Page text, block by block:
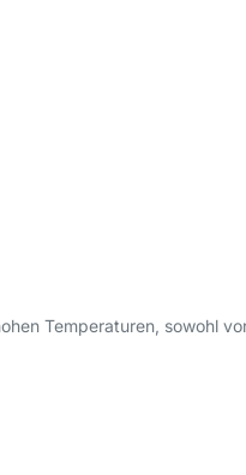
Temperaturen, sowohl